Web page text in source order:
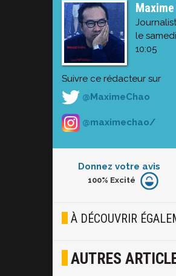
le
10:05
Suivre ce rédacteur sur
@MaximeChao
@maximechao/
Donnez votre avis
Furieux
Joyeux
100% Excité
À DÉCOUVRIR
AUTRES